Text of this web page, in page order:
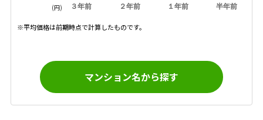
３年前 ２年前 １年前 半年前
(円)
※平均価格は前期時点で計算したものです。
マンション名から探す